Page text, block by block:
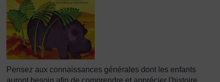
Pensez aux connaissances générales dont les enfants
auront besoin afin de comprendre et apprécier l'histoire.